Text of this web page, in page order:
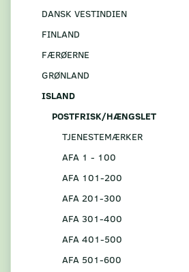
DANSK VESTINDIEN
FINLAND
FÆRØERNE
GRØNLAND
ISLAND
POSTFRISK/HÆNGSLET
TJENESTEMÆRKER
AFA 1 - 100
AFA 101-200
AFA 201-300
AFA 301-400
AFA 401-500
AFA 501-600